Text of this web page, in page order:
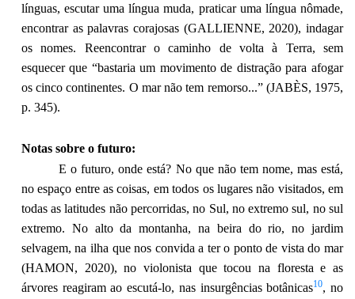
línguas, escutar uma língua muda, praticar uma língua nômade,
encontrar as palavras corajosas (GALLIENNE, 2020), indagar
os nomes. Reencontrar o caminho de volta à Terra, sem
esquecer que “bastaria um movimento de distração para afogar
os cinco continentes. O mar não tem remorso...” (JABÈS, 1975,
p. 345).
Notas sobre o futuro:
E o futuro, onde está? No que não tem nome, mas está,
no espaço entre as coisas, em todos os lugares não visitados, em
todas as latitudes não percorridas, no Sul, no extremo sul, no sul
extremo. No alto da montanha, na beira do rio, no jardim
selvagem, na ilha que nos convida a ter o ponto de vista do mar
(HAMON, 2020), no violonista que tocou na floresta e as
árvores reagiram ao escutá-lo, nas insurgências botânicas10, no